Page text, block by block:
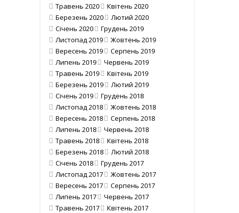
Травень 2020
Квітень 2020
Березень 2020
Лютий 2020
Січень 2020
Грудень 2019
Листопад 2019
Жовтень 2019
Вересень 2019
Серпень 2019
Липень 2019
Червень 2019
Травень 2019
Квітень 2019
Березень 2019
Лютий 2019
Січень 2019
Грудень 2018
Листопад 2018
Жовтень 2018
Вересень 2018
Серпень 2018
Липень 2018
Червень 2018
Травень 2018
Квітень 2018
Березень 2018
Лютий 2018
Січень 2018
Грудень 2017
Листопад 2017
Жовтень 2017
Вересень 2017
Серпень 2017
Липень 2017
Червень 2017
Травень 2017
Квітень 2017